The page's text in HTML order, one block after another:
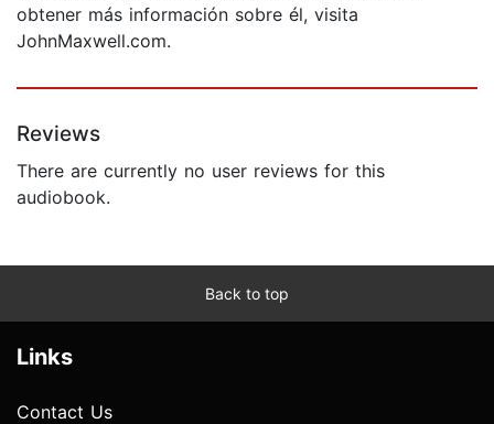
obtener más información sobre él, visita
JohnMaxwell.com.
Reviews
There are currently no user reviews for this
audiobook.
Back to top
Links
Contact Us